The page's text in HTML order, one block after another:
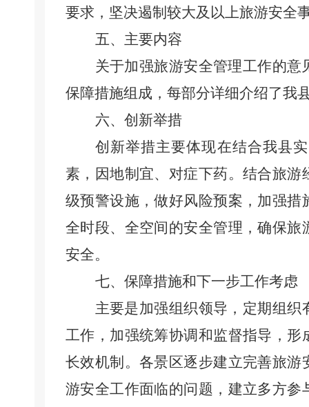
要求，坚决遏制较大及以上旅游安全
五、主要内容
关于加强旅游安全管理工作的意
保障措施组成 ，每部分详细介绍了我
六、创新举措
创新举措主要体现在结合我县
素，因地制宜、对症下药。结合旅
级预警设施，做好风险预案，加强
全时段、全空间的安全管理，确保
安全。
七、保障措施和下一步工作考虑
主要是加强组织领导，定期组织
工作，加强统筹协调和监督指导，形
长效机制。各景区逐步建立完善旅游
游安全工作面临的问题，建立多方参